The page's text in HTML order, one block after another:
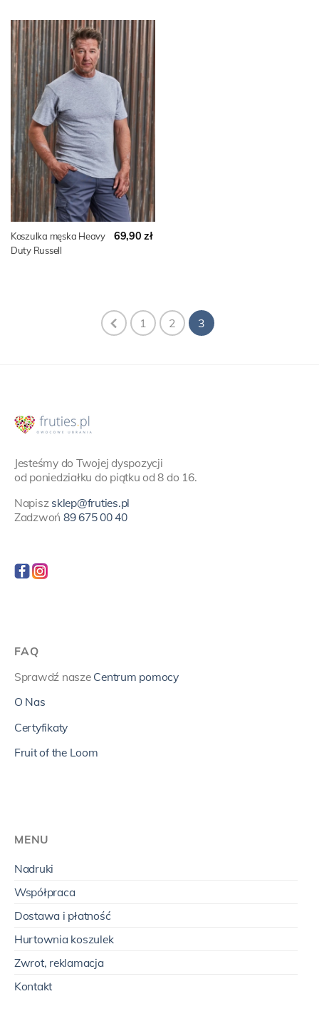
Koszulka męska Heavy
Duty Russell
69,90 zł
1 2 3
Jesteśmy do Twojej dyspozycji
od poniedziałku do piątku od 8 do 16.
Napisz sklep@fruties.pl
Zadzwoń 89 675 00 40
FAQ
Sprawdź nasze Centrum pomocy
O Nas
Certyfikaty
Fruit of the Loom
MENU
Nadruki
Współpraca
Dostawa i płatność
Hurtownia koszulek
Zwrot, reklamacja
Kontakt